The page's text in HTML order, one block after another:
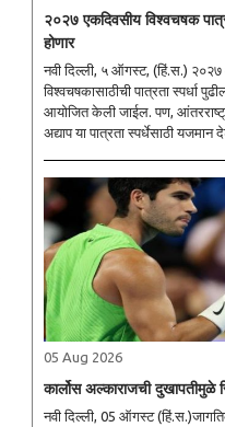
२०२७ एकदिवसीय विश्वचषक
होणार
नवी दिल्ली, ५ ऑगस्ट, (हिं.स.)
विश्वचषकासाठीची पात्रता स्पर्धा
आयोजित केली जाईल. पण,
अद्याप या पात्रता स्पर्धेसाठी यजमान
05 Aug 2026
कार्लोस अल्काराजची दुखापतीमुळे
नवी दिल्ली, 05 ऑगस्ट